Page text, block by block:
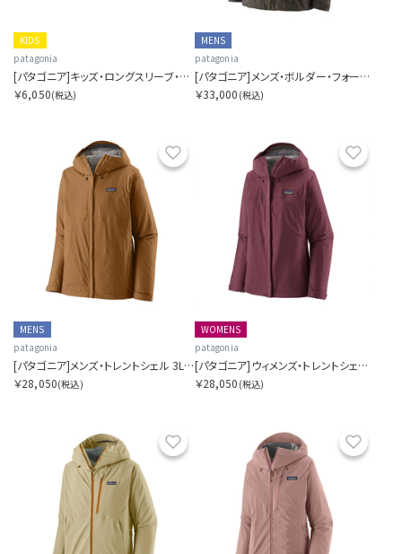
KIDS
patagonia
[パタゴニア]キッズ・ロングスリーブ・P-6 ロゴ・Tシャツ
￥6,050(税込)
MENS
patagonia
[パタゴニア]メンズ・ボルダー・フォーク・レイン・ジャケット
￥33,000 (税込)
お気に入り
MENS
patagonia
[パタゴニア]メンズ・トレントシェル 3L・レイン・ジャケット
￥28,050(税込)
WOMENS
patagonia
[パタゴニア]ウィメンズ・トレントシェル3L・レイン・ジャケット
￥28,050 (税込)
お気に入り